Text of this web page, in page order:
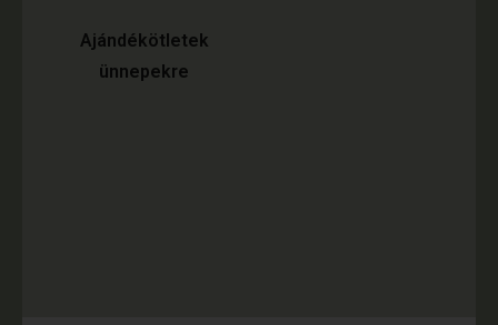
Ajándékötletek
ünnepekre